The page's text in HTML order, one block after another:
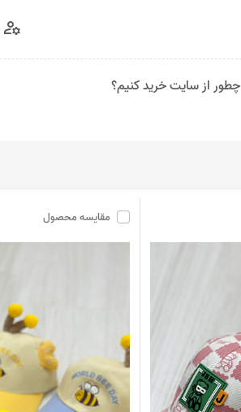
manage_accounts
چطور از سایت خرید کنیم؟
مقایسه محصول